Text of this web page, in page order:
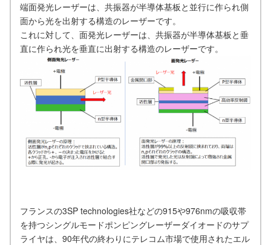
端面発光レーザーは、共振器が半導体基板と並行に作られ側
面から光を出射する構造のレーザーです。
これに対して、面発光レーザーは、共振器が半導体基板と垂
直に作られ光を垂直に出射する構造のレーザーです。
フランスの3SP technologies社などの915や976nmの吸収帯
を持つシングルモードポンピングレーザーダイオードのサプ
ライヤは、90年代の終わりにテレコム市場で使用されたエル